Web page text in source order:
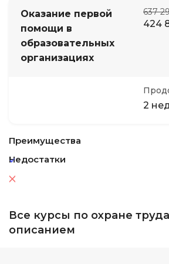
Оказание первой
помощи в
образовательных
организациях
637
424
2
Преимущества
Недостатки
Все курсы по охране
описанием